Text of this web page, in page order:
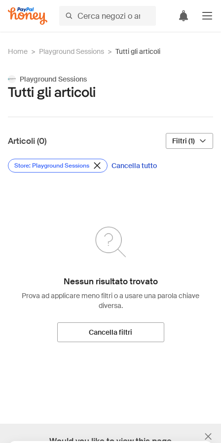
Home > Playground Sessions > Tutti gli articoli
Playground Sessions
Tutti gli articoli
Articoli (0) Filtri (1)
Store: Playground Sessions Cancella tutto
Nessun risultato trovato
Prova ad applicare meno filtri o a usare una parola chiave
diversa.
Cancella filtri